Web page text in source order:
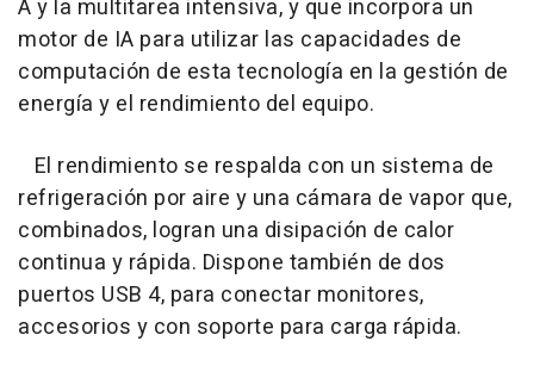
A y la multitarea intensiva, y que incorpora un
motor de IA para utilizar las capacidades de
computación de esta tecnología en la gestión de
energía y el rendimiento del equipo.
El rendimiento se respalda con un sistema de
refrigeración por aire y una cámara de vapor que,
combinados, logran una disipación de calor
continua y rápida. Dispone también de dos
puertos USB 4, para conectar monitores,
accesorios y con soporte para carga rápida.